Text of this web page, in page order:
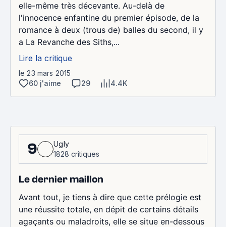
elle-même très décevante. Au-delà de
l'innocence enfantine du premier épisode, de la
romance à deux (trous de) balles du second, il y
a La Revanche des Siths,...
Lire la critique
le 23 mars 2015
60 j'aime
29 4.4K
9
Ugly
1828 critiques
Le dernier maillon
Avant tout, je tiens à dire que cette prélogie est
une réussite totale, en dépit de certains détails
agaçants ou maladroits, elle se situe en-dessous